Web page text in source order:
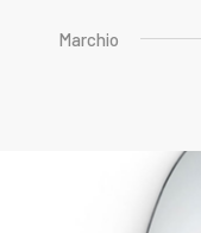
Marchio